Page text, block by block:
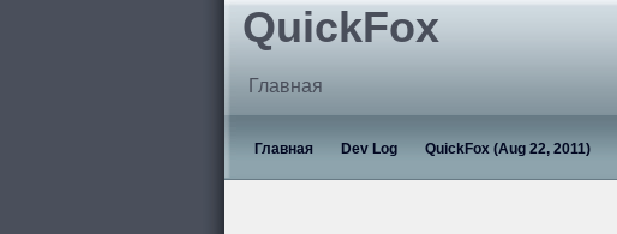
QuickFox
Главная
Главная Dev Log QuickFox (Aug 22, 2011)